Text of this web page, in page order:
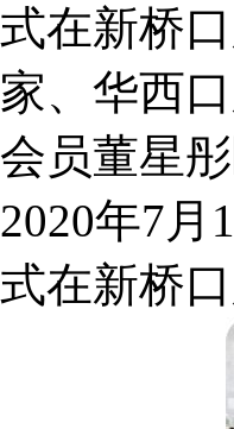
式在新桥
家、华西
会员董星
2020年7月
式在新桥